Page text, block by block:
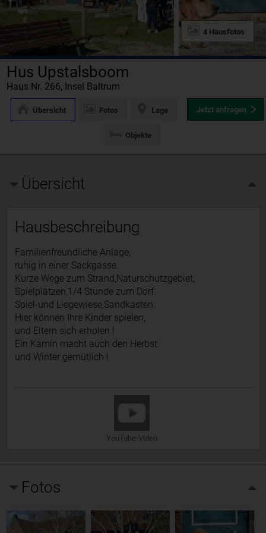
4 Hausfotos
Hus Upstalsboom
Haus Nr. 266, Insel Baltrum
Jetzt anfragen
Übersicht Fotos Lage
Objekte
Übersicht
Hausbeschreibung
Familienfreundliche Anlage,
ruhig in einer Sackgasse.
Kurze Wege zum Strand,Naturschutzgebiet,
Spielplätzen,1/4 Stunde zum Dorf.
Spiel-und Liegewiese,Sandkasten.
Hier können Ihre Kinder spielen,
und Eltern sich erholen !
Ein Kamin macht auch den Herbst
und Winter gemütlich !
YouTube-Video
Fotos